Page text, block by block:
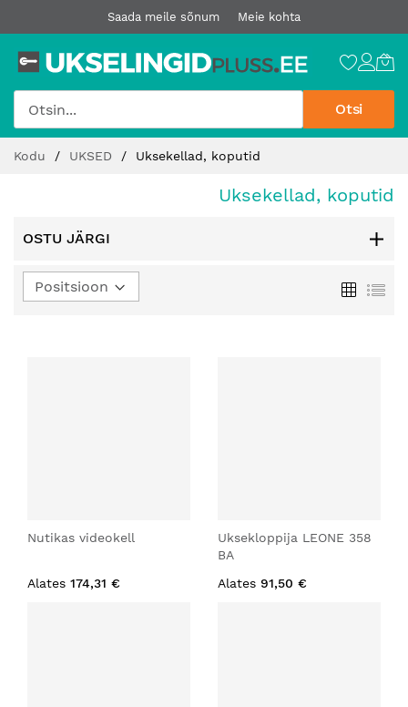
Saada meile sõnum Meie kohta
Otsi
sisu
Kodu UKSED Uksekellad, koputid
Uksekellad, koputid
OSTU JÄRGI
Nutikas videokell
Alates 174,31 €
Uksekloppija LEONE 358
BA
Alates 91,50 €